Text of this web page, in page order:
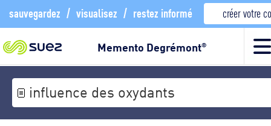
sauvegardez / visualisez / restez informé créer votre
Memento Degrémont®
influence des oxydants